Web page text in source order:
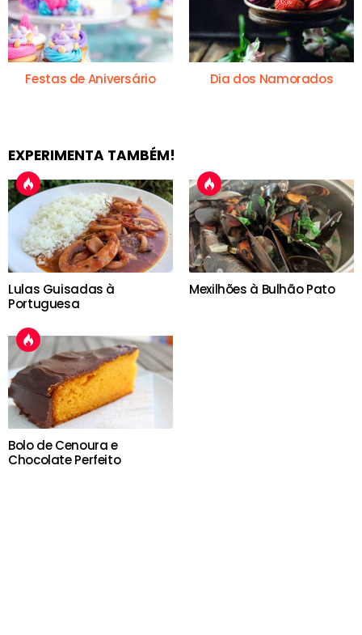
Festas de Aniversário Dia dos Namorados
EXPERIMENTA TAMBÉM!
Lulas Guisadas à
Portuguesa
Mexilhões à Bulhão Pato
Bolo de Cenoura e
Chocolate Perfeito